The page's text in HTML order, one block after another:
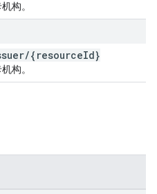
构。
/{resourceId}
构。